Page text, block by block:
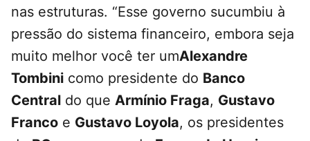
nas estruturas. “Esse governo sucumbiu à
pressão do sistema financeiro, embora seja
muito melhor você ter umAlexandre
Tombini como presidente do Banco
Central do que Armínio Fraga, Gustavo
Franco e Gustavo Loyola, os presidentes